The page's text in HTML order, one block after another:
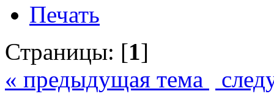
Печать
Страницы: [1]
« предыдущая тема